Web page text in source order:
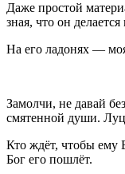
Даже простой
зная, что он
На его ладонях —
Замолчи, не давай
смятенной души.
Кто ждёт, чтобы ему
Бог его пошлёт.